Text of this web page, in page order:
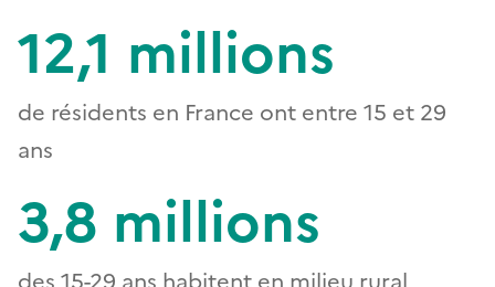
12,1 millions
de résidents en France ont entre 15 et 29
ans
3,8 millions
des 15-29 ans habitent en milieu rural